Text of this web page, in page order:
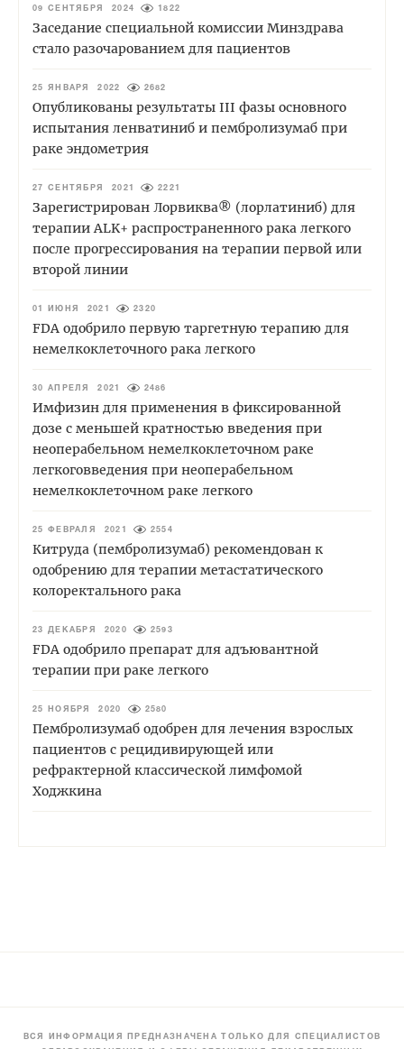
09 СЕНТЯБРЯ 2024 1822
Заседание специальной комиссии Минздрава
стало разочарованием для пациентов
25 ЯНВАРЯ 2022 2682
Опубликованы результаты III фазы основного
испытания ленватиниб и пембролизумаб при
раке эндометрия
27 СЕНТЯБРЯ 2021 2221
Зарегистрирован Лорвиква® (лорлатиниб) для
терапии ALK+ распространенного рака легкого
после прогрессирования на терапии первой или
второй линии
01 ИЮНЯ 2021 2320
FDA одобрило первую таргетную терапию для
немелкоклеточного рака легкого
30 АПРЕЛЯ 2021 2486
Имфизин для применения в фиксированной
дозе с меньшей кратностью введения при
неоперабельном немелкоклеточном раке
легкоговведения при неоперабельном
немелкоклеточном раке легкого
25 ФЕВРАЛЯ 2021 2554
Китруда (пембролизумаб) рекомендован к
одобрению для терапии метастатического
колоректального рака
23 ДЕКАБРЯ 2020 2593
FDA одобрило препарат для адъювантной
терапии при раке легкого
25 НОЯБРЯ 2020 2580
Пембролизумаб одобрен для лечения взрослых
пациентов с рецидивирующей или
рефрактерной классической лимфомой
Ходжкина
ВСЯ ИНФОРМАЦИЯ ПРЕДНАЗНАЧЕНА ТОЛЬКО ДЛЯ СПЕЦИАЛИСТОВ